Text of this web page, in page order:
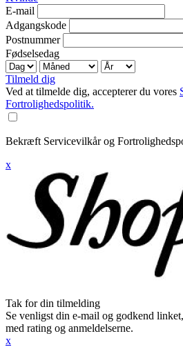
E-mail
Adgangskode
Postnummer
Fødselsedag
Tilmeld dig
Ved at tilmelde dig, accepterer du vores
Fortrolighedspolitik.
Bekræft Servicevilkår og
x
Tak for din tilmelding
Se venligst din e-mail og godkend
med rating og anmeldelserne.
x